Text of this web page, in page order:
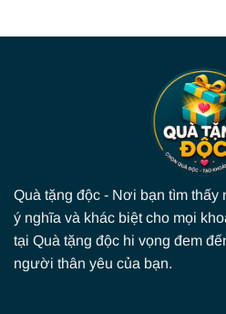
Quà tặng độc - Nơi bạn tìm thấy
ý nghĩa và khác biệt cho mọi
tại Quà tặng độc hi vọng đem
người thân yêu của bạn.